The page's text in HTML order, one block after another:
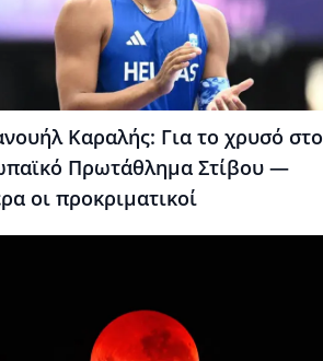
Καραλής: Για το χρυσό στο
Πρωτάθλημα Στίβου —
οι προκριματικοί